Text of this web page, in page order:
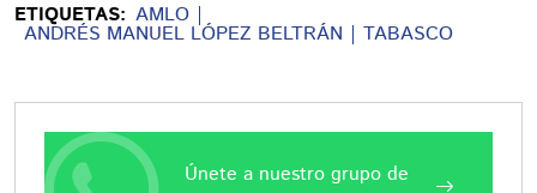
ETIQUETAS: AMLO
ANDRÉS MANUEL LÓPEZ BELTRÁN TABASCO
Únete a nuestro grupo de